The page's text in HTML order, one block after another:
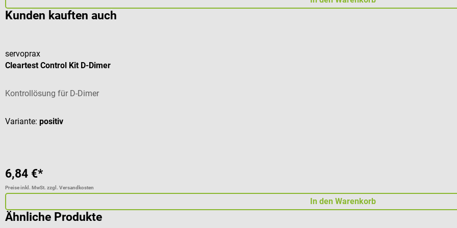
Kunden kauften auch
servoprax
Cleartest Control Kit D-Dimer
Kontrollösung für D-Dimer
Variante: positiv
6,84 €*
Preise inkl. MwSt. zzgl. Versandkosten
In den Warenkorb
Ähnliche Produkte